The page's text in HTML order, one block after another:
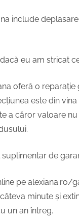
include
eu am stricat
oferă o reparație
este din
a căror valoare
de
pe alexiana.ro/
minute și
un an întreg.